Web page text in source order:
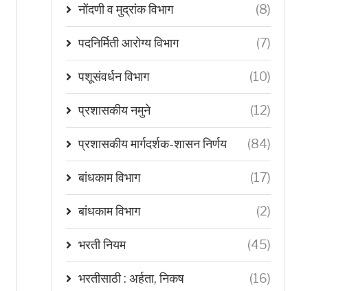
नोंदणी व मुद्रांक विभाग (8)
पदनिर्मिती आरोग्य विभाग (7)
पशूसंवर्धन विभाग (10)
प्रशासकीय नमुने (12)
प्रशासकीय मार्गदर्शक-शासन निर्णय (84)
बांधकाम विभाग (17)
बांधकाम विभाग (2)
भरती नियम (45)
भरतीसाठी : अर्हता, निकष (16)